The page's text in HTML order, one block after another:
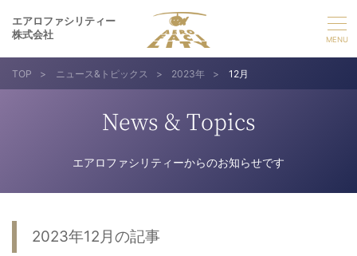
エアロファシリティー
株式会社
選ばれる理由
TOP > ニュース&トピックス > 2023年 > 12月
News & Topics
エアロファシリティーからのお知らせです
2023年12月の記事